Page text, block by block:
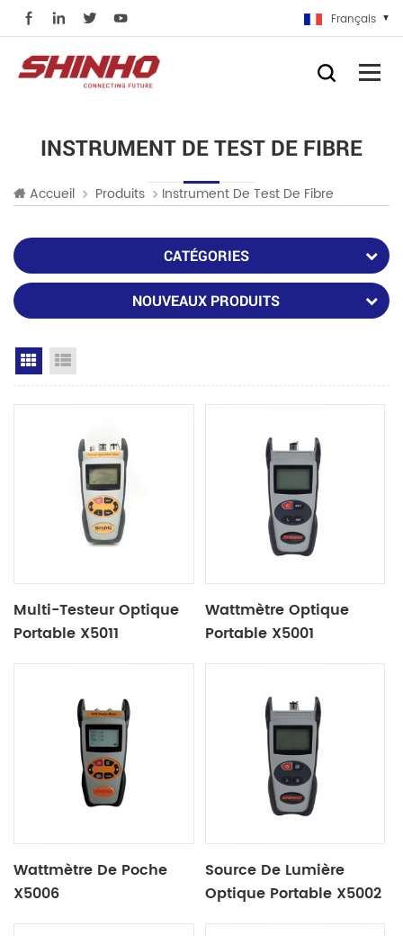
Français
INSTRUMENT DE TEST DE FIBRE
Accueil Produits Instrument De Test De Fibre
CATÉGORIES
NOUVEAUX PRODUITS
Grid View
Multi-Testeur Optique
Portable X5011
Wattmètre Optique
Portable X5001
Wattmètre De Poche
X5006
Source De Lumière
Optique Portable X5002